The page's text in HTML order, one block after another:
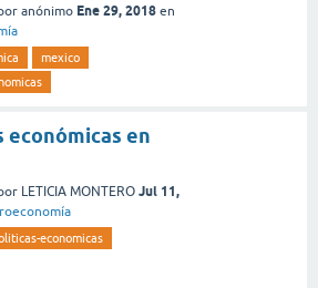
anónimo Ene 29, 2018 en
mexico
económicas en
LETICIA MONTERO Jul 11,
economicas